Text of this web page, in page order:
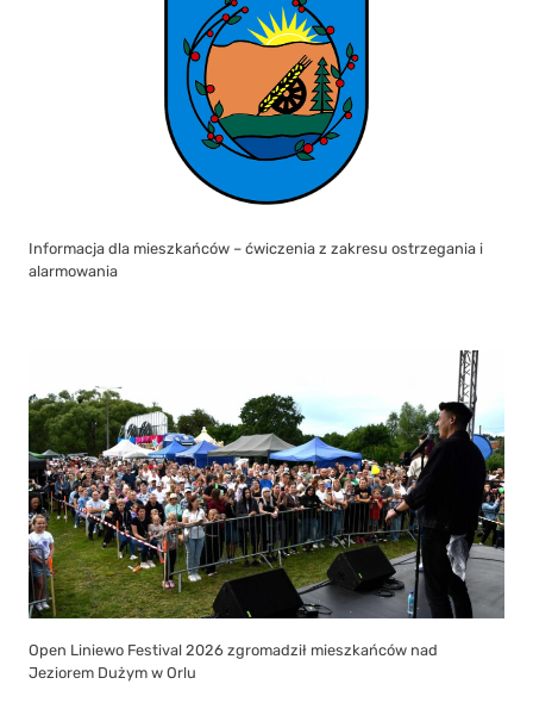
Informacja dla mieszkańców – ćwiczenia z zakresu ostrzegania i
alarmowania
Open Liniewo Festival 2026 zgromadził mieszkańców nad
Jeziorem Dużym w Orlu